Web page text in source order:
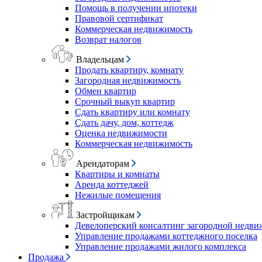
Помощь в получении ипотеки
Правовой сертификат
Коммерческая недвижимость
Возврат налогов
Владельцам
Продать квартиру, комнату
Загородная недвижимость
Обмен квартир
Срочный выкуп квартир
Сдать квартиру или комнату
Сдать дачу, дом, коттедж
Оценка недвижимости
Коммерческая недвижимость
Арендаторам
Квартиры и комнаты
Аренда коттеджей
Нежилые помещения
Застройщикам
Девелоперский консалтинг загородной
Управление продажами коттеджного поселка
Управление продажами жилого комплекса
Продажа